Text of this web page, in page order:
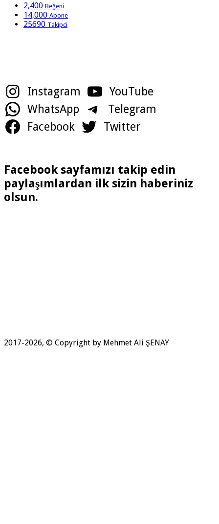
2,400 Beğeni
14,000 Abone
25690 Takipci
Instagram
YouTube
WhatsApp
Telegram
Facebook
Twitter
Facebook sayfamızı takip edin
paylaşımlardan ilk sizin haberiniz
olsun.
2017-2026, © Copyright by Mehmet Ali ŞENAY